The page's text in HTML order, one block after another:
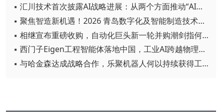
▪ 汇川技术首次披露AI战略进展：从两个方面推动“AI业务化”落地
▪ 聚焦智造新机遇！2026 青岛数字化及智能制造技术论坛圆满落幕
▪ 相继宣布重磅收购，自动化巨头新一轮并购潮剑指何方？
▪ 西门子Eigen工程智能体落地中国，工业AI跨越物理世界“确定性”拐点
▪ 与哈金森达成战略合作，乐聚机器人何以持续获得工业巨头青睐？